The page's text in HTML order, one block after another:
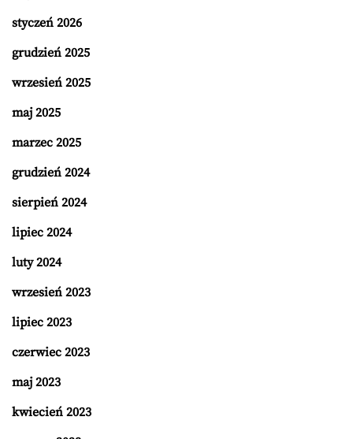
styczeń 2026
grudzień 2025
wrzesień 2025
maj 2025
marzec 2025
grudzień 2024
sierpień 2024
lipiec 2024
luty 2024
wrzesień 2023
lipiec 2023
czerwiec 2023
maj 2023
kwiecień 2023